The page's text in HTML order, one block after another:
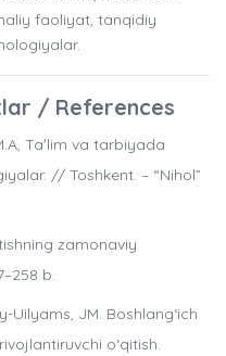
faoliyat, tanqidiy
/ References
Taʼlim va tarbiyada
// Toshkent. – “Nihol”
zamonaviy
b.
Uilyams, JM. Boshlang‘ich
o‘qitish.